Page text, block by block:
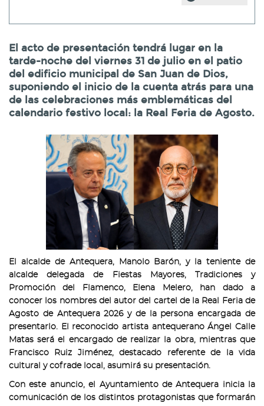
El acto de presentación tendrá lugar en la
tarde-noche del viernes 31 de julio en el patio
del edificio municipal de San Juan de Dios,
suponiendo el inicio de la cuenta atrás para una
de las celebraciones más emblemáticas del
calendario festivo local: la Real Feria de Agosto.
El alcalde de Antequera, Manolo Barón, y la teniente de
alcalde delegada de Fiestas Mayores, Tradiciones y
Promoción del Flamenco, Elena Melero, han dado a
conocer los nombres del autor del cartel de la Real Feria de
Agosto de Antequera 2026 y de la persona encargada de
presentarlo. El reconocido artista antequerano Ángel Calle
Matas será el encargado de realizar la obra, mientras que
Francisco Ruiz Jiménez, destacado referente de la vida
cultural y cofrade local, asumirá su presentación.
Con este anuncio, el Ayuntamiento de Antequera inicia la
comunicación de los distintos protagonistas que formarán